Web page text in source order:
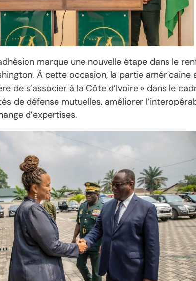
marque une nouvelle étape dans le
À cette occasion, la partie américaine
de s’associer à la Côte d’Ivoire » dans le
de défense mutuelles, améliorer
d’expertises.